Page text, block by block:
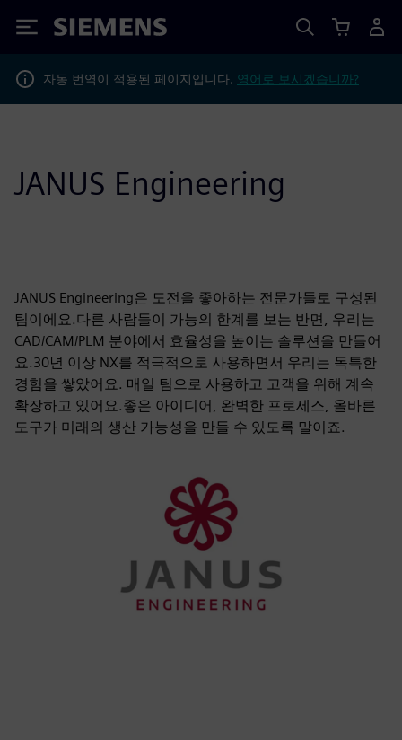
Siemens
자동 번역이 적용된 페이지입니다. 영어로 보시겠습니까?
JANUS Engineering
JANUS Engineering은 도전을 좋아하는 전문가들로 구성된
팀이에요.다른 사람들이 가능의 한계를 보는 반면, 우리는
CAD/CAM/PLM 분야에서 효율성을 높이는 솔루션을 만들어
요.30년 이상 NX를 적극적으로 사용하면서 우리는 독특한
경험을 쌓았어요. 매일 팀으로 사용하고 고객을 위해 계속
확장하고 있어요.좋은 아이디어, 완벽한 프로세스, 올바른
도구가 미래의 생산 가능성을 만들 수 있도록 말이죠.